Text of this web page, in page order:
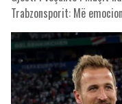
Trabzonsporit: Më